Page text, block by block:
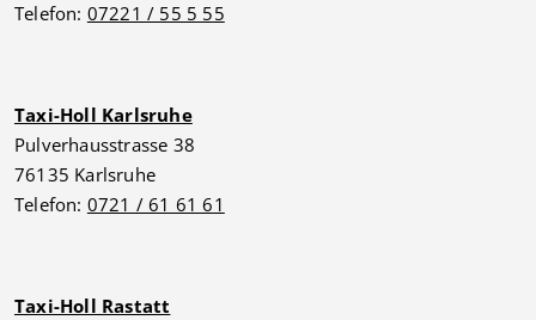
Telefon: 07221 / 55 5 55
Taxi-Holl Karlsruhe
Pulverhausstrasse 38
76135 Karlsruhe
Telefon: 0721 / 61 61 61
Taxi-Holl Rastatt